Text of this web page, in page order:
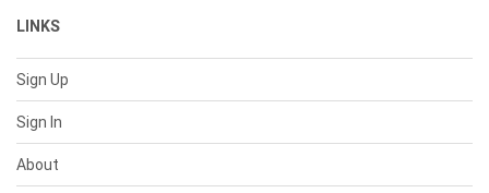
LINKS
Sign Up
Sign In
About